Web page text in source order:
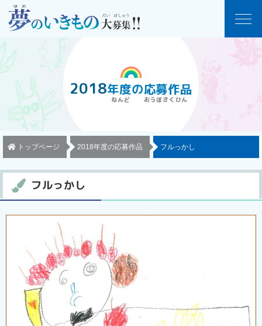
2018年度の応募作品
トップページ 2018年度の応募作品 フルっかし
フルっかし